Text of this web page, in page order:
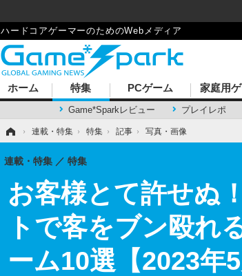
ハードコアゲーマーのためのWebメディア
ホーム 特集
Game*Sparkレビュー プレイレポ
PCゲーム 家庭用
› 連載・特集 › 特集 › 記事 › 写真・画像
お客様とて許せぬ
トで客をブン殴
ーム10選【2023年
連載・特集 特集